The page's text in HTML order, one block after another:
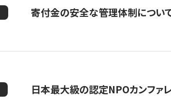
寄付金の安全な管理体制につい
日本最大級の認定NPOカンファ